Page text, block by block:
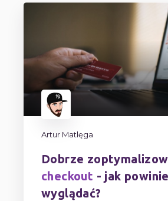
Artur Matlęga
Dobrze
checkout - jak
wyglądać?